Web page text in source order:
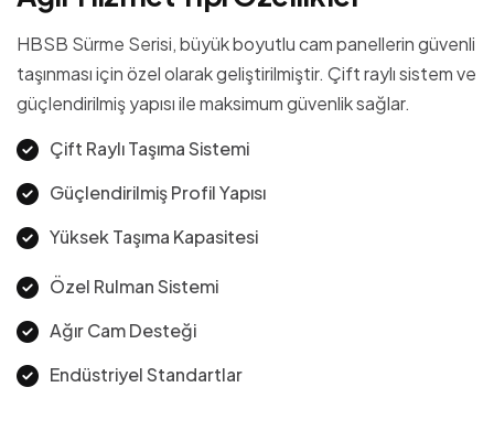
HBSB Sürme Serisi, büyük boyutlu cam panellerin güvenli
taşınması için özel olarak geliştirilmiştir. Çift raylı sistem ve
güçlendirilmiş yapısı ile maksimum güvenlik sağlar.
Çift Raylı Taşıma Sistemi
Güçlendirilmiş Profil Yapısı
Yüksek Taşıma Kapasitesi
Özel Rulman Sistemi
Ağır Cam Desteği
Endüstriyel Standartlar